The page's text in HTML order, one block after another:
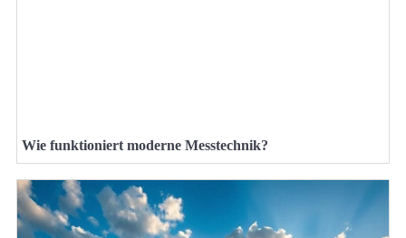
Wie funktioniert moderne Messtechnik?